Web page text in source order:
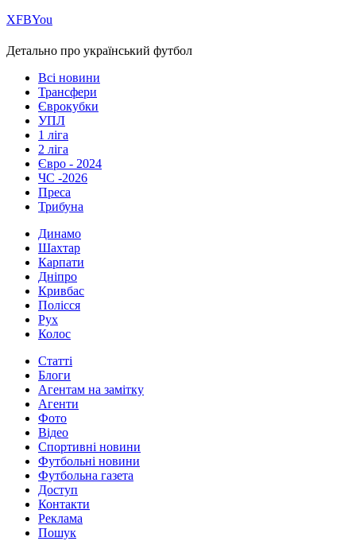
ХFBYou
Детально про український футбол
Всі новини
Трансфери
Єврокубки
УПЛ
1 ліга
2 ліга
Євро - 2024
ЧС -2026
Преса
Трибуна
Динамо
Шахтар
Карпати
Дніпро
Кривбас
Полісся
Рух
Колос
Статті
Блоги
Агентам на замітку
Агенти
Фото
Відео
Спортивні новини
Футбольні новини
Футбольна газета
Доступ
Контакти
Реклама
Пошук